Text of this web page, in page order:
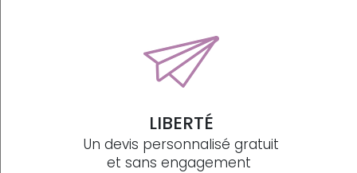
LIBERTÉ
Un devis personnalisé gratuit
et sans engagement